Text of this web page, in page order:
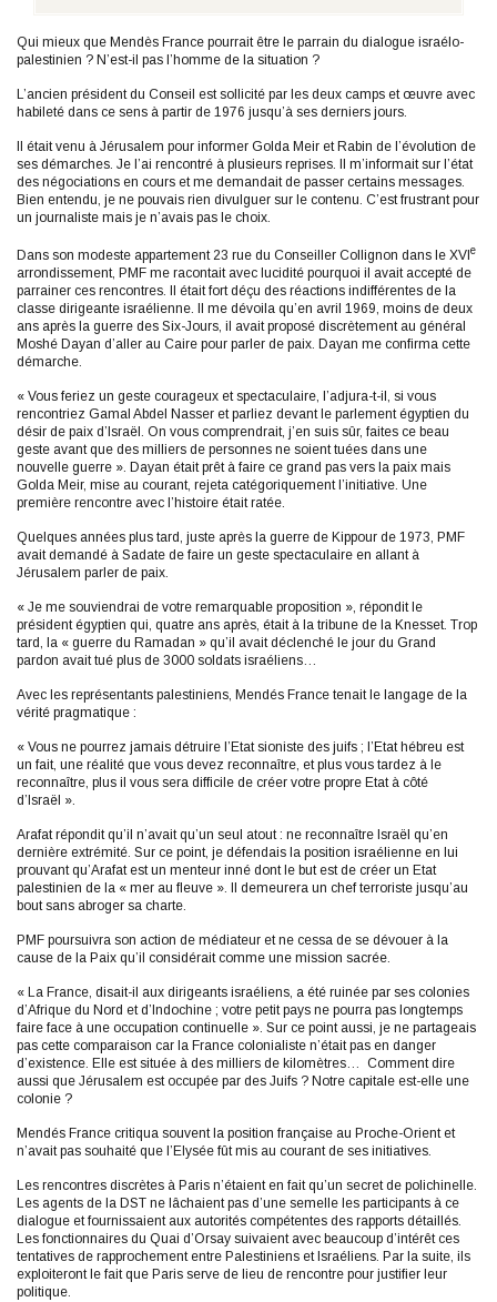
Qui mieux que Mendès France pourrait être le parrain du dialogue israélo-
palestinien ? N’est-il pas l’homme de la situation ?
L’ancien président du Conseil est sollicité par les deux camps et œuvre avec
habileté dans ce sens à partir de 1976 jusqu’à ses derniers jours.
Il était venu à Jérusalem pour informer Golda Meir et Rabin de l’évolution de
ses démarches. Je l’ai rencontré à plusieurs reprises. Il m’informait sur l’état
des négociations en cours et me demandait de passer certains messages.
Bien entendu, je ne pouvais rien divulguer sur le contenu. C’est frustrant pour
un journaliste mais je n’avais pas le choix.
Dans son modeste appartement 23 rue du Conseiller Collignon dans le XVI e
arrondissement, PMF me racontait avec lucidité pourquoi il avait accepté de
parrainer ces rencontres. Il était fort déçu des réactions indifférentes de la
classe dirigeante israélienne. Il me dévoila qu’en avril 1969, moins de deux
ans après la guerre des Six-Jours, il avait proposé discrètement au général
Moshé Dayan d’aller au Caire pour parler de paix. Dayan me confirma cette
démarche.
« Vous feriez un geste courageux et spectaculaire, l’adjura-t-il, si vous
rencontriez Gamal Abdel Nasser et parliez devant le parlement égyptien du
désir de paix d’Israël. On vous comprendrait, j’en suis sûr, faites ce beau
geste avant que des milliers de personnes ne soient tuées dans une
nouvelle guerre ». Dayan était prêt à faire ce grand pas vers la paix mais
Golda Meir, mise au courant, rejeta catégoriquement l’initiative. Une
première rencontre avec l’histoire était ratée.
Quelques années plus tard, juste après la guerre de Kippour de 1973, PMF
avait demandé à Sadate de faire un geste spectaculaire en allant à
Jérusalem parler de paix.
« Je me souviendrai de votre remarquable proposition », répondit le
président égyptien qui, quatre ans après, était à la tribune de la Knesset. Trop
tard, la « guerre du Ramadan » qu’il avait déclenché le jour du Grand
pardon avait tué plus de 3000 soldats israéliens…
Avec les représentants palestiniens, Mendés France tenait le langage de la
vérité pragmatique :
« Vous ne pourrez jamais détruire l’Etat sioniste des juifs ; l’Etat hébreu est
un fait, une réalité que vous devez reconnaître, et plus vous tardez à le
reconnaître, plus il vous sera difficile de créer votre propre Etat à côté
d’Israël ».
Arafat répondit qu’il n’avait qu’un seul atout : ne reconnaître Israël qu’en
dernière extrémité. Sur ce point, je défendais la position israélienne en lui
prouvant qu’Arafat est un menteur inné dont le but est de créer un Etat
palestinien de la « mer au fleuve ». Il demeurera un chef terroriste jusqu’au
bout sans abroger sa charte.
PMF poursuivra son action de médiateur et ne cessa de se dévouer à la
cause de la Paix qu’il considérait comme une mission sacrée.
« La France, disait-il aux dirigeants israéliens, a été ruinée par ses colonies
d’Afrique du Nord et d’Indochine ; votre petit pays ne pourra pas longtemps
faire face à une occupation continuelle ». Sur ce point aussi, je ne partageais
pas cette comparaison car la France colonialiste n’était pas en danger
d’existence. Elle est située à des milliers de kilomètres… Comment dire
aussi que Jérusalem est occupée par des Juifs ? Notre capitale est-elle une
colonie ?
Mendés France critiqua souvent la position française au Proche-Orient et
n’avait pas souhaité que l’Elysée fût mis au courant de ses initiatives.
Les rencontres discrètes à Paris n’étaient en fait qu’un secret de polichinelle.
Les agents de la DST ne lâchaient pas d’une semelle les participants à ce
dialogue et fournissaient aux autorités compétentes des rapports détaillés.
Les fonctionnaires du Quai d’Orsay suivaient avec beaucoup d’intérêt ces
tentatives de rapprochement entre Palestiniens et Israéliens. Par la suite, ils
exploiteront le fait que Paris serve de lieu de rencontre pour justifier leur
politique.